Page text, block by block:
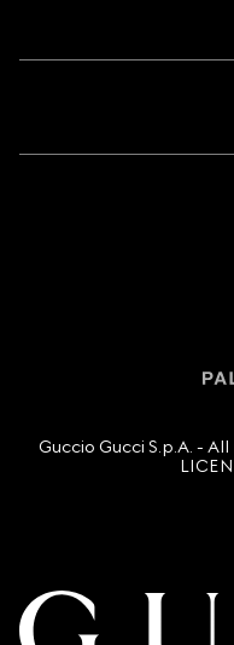
© 2016 - 2025 Guccio Gucci